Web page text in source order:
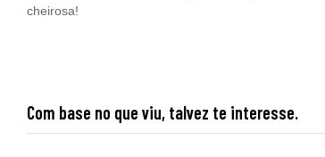
cheirosa!
Com base no que viu, talvez te interesse.